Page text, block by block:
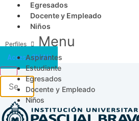
Egresados
Docente y Empleado
Niños
Menu
Aspirantes
Estudiante
Egresados
Docente y Empleado
Niños
Acceso SICAU